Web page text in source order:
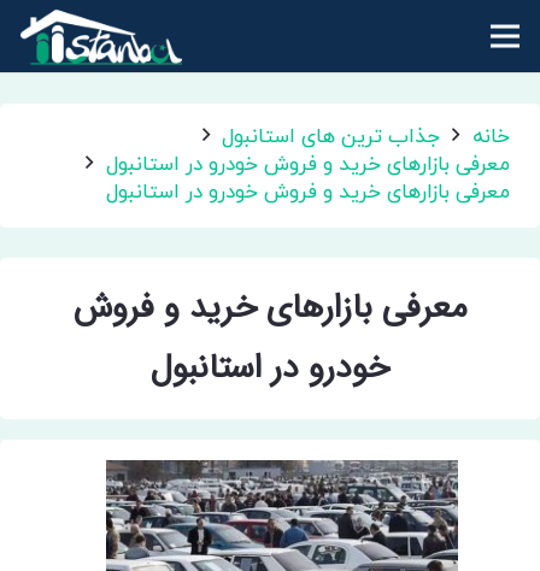
خانه
جذاب ترین های استانبول
معرفی بازارهای خرید و فروش خودرو در استانبول
معرفی بازارهای خرید و فروش خودرو در استانبول
معرفی بازارهای خرید و فروش
خودرو در استانبول